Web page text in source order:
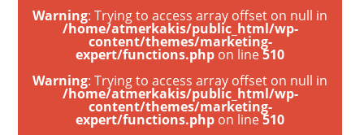
Warning: Trying to access array offset on null in
/home/atmerkakis/public_html/wp-
content/themes/marketing-
expert/functions.php on line510
Warning: Trying to access array offset on null in
/home/atmerkakis/public_html/wp-
content/themes/marketing-
expert/functions.php on line510